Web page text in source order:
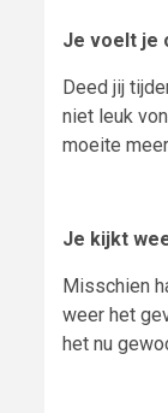
Je voelt je
Deed jij
niet leuk
moeite
Je kijkt
Misschien
weer het
het nu